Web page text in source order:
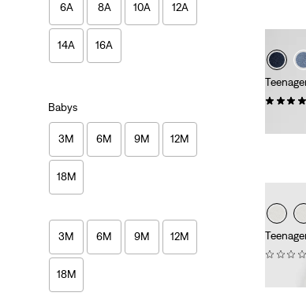
6A 8A 10A 12A
14A 16A
Babys
3M 6M 9M 12M
18M
3M 6M 9M 12M
18M